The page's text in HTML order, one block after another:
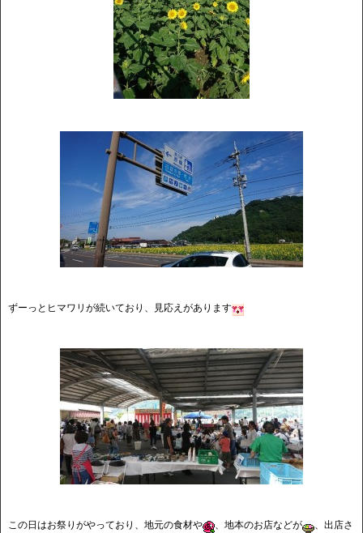
ずーっとヒマワリが続いており、見応えがあります
この日はお祭りがやっており、地元の食材や 、地本のお店などが
、出店さ